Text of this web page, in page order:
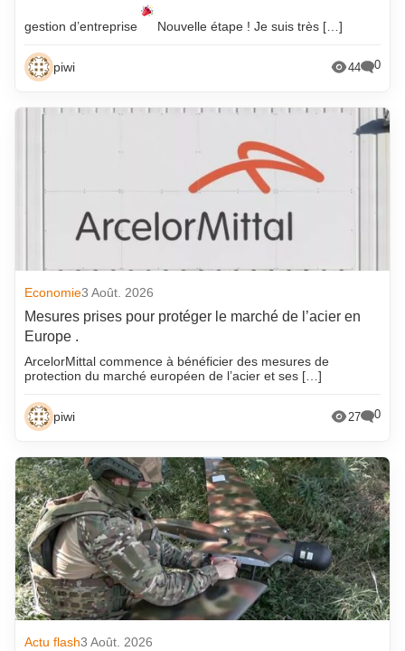
gestion d’entreprise Nouvelle étape ! Je suis très […]
piwi 44 0
Economie3 Août. 2026
Mesures prises pour protéger le marché de l’acier en
Europe .
ArcelorMittal commence à bénéficier des mesures de
protection du marché européen de l’acier et ses […]
piwi 27 0
Actu flash3 Août. 2026